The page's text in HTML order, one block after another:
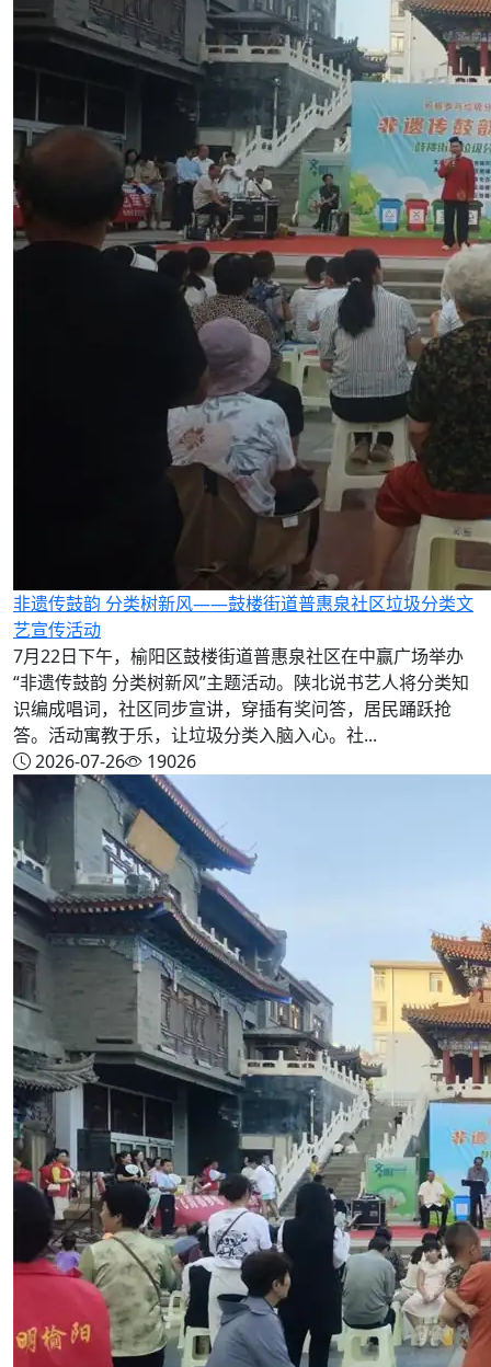
非遗传鼓韵 分类树新风——鼓楼街道普惠泉社区垃圾分类文
艺宣传活动
7月22日下午，榆阳区鼓楼街道普惠泉社区在中赢广场举办
“非遗传鼓韵 分类树新风”主题活动。陕北说书艺人将分类知
识编成唱词，社区同步宣讲，穿插有奖问答，居民踊跃抢
答。活动寓教于乐，让垃圾分类入脑入心。社...
2026-07-26
19026